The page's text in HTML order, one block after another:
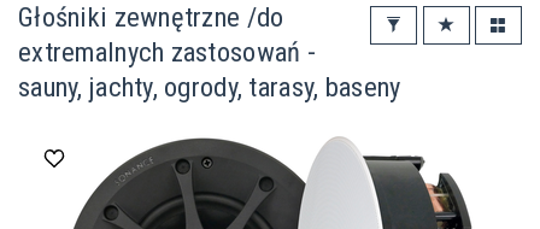
Głośniki zewnętrzne /do
extremalnych zastosowań -
sauny, jachty, ogrody, tarasy, baseny